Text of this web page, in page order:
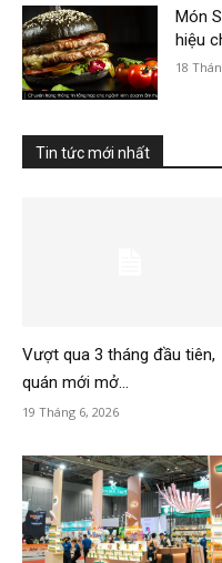
Món
hiệu
18
Tin tức mới nhất
Vượt qua 3 tháng đầu tiên,
quán mới mở...
19 Tháng 6, 2026